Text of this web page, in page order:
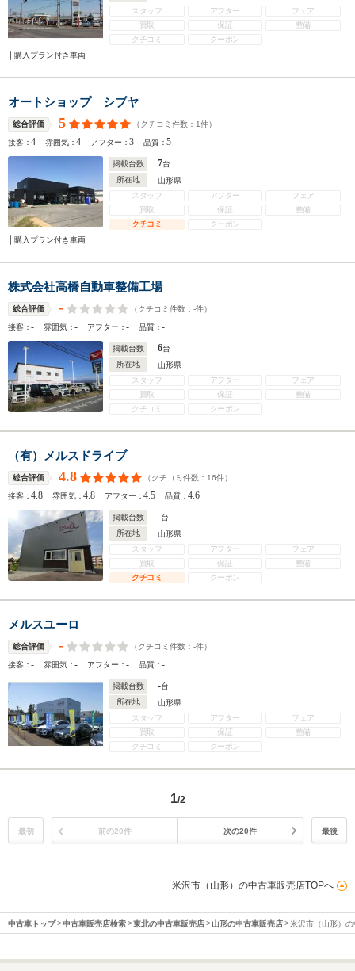
スタッフ
アフター
フェア
買取
保証
整備
クチコミ
クーポン
購入プラン付き車両
オートショップ シブヤ
総合評価 5 （クチコミ件数： 1件）
接客：4 雰囲気：4 アフター：3 品質：5
掲載台数 7台
所在地
山形県
スタッフ
アフター
フェア
買取
保証
整備
クチコミ
クーポン
購入プラン付き車両
株式会社高橋自動車整備工場
総合評価 - （クチコミ件数： -件）
接客：- 雰囲気：- アフター：- 品質：-
掲載台数 6台
所在地
山形県
スタッフ
アフター
フェア
買取
保証
整備
クチコミ
クーポン
（有）メルスドライブ
総合評価 4.8 （クチコミ件数： 16件）
接客：4.8 雰囲気：4.8 アフター：4.5 品質：4.6
掲載台数 -台
所在地
山形県
スタッフ
アフター
フェア
買取
保証
整備
クチコミ
クーポン
メルスユーロ
総合評価 - （クチコミ件数： -件）
接客：- 雰囲気：- アフター：- 品質：-
掲載台数 -台
所在地
山形県
スタッフ
アフター
フェア
買取
保証
整備
クチコミ
クーポン
1/2
最初 前の20件 次の20件 最後
米沢市（山形）の中古車販売店TOPへ
中古車トップ 中古車販売店検索 東北の中古車販売店 山形の中古車販売店 米沢市（山形）